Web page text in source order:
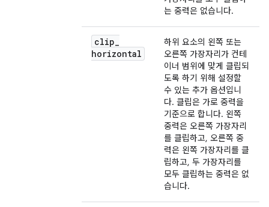
는 중력은 없습니다.
clip_
horizontal
하위 요소의 왼쪽 또는
오른쪽 가장자리가 컨테
이너 범위에 맞게 클립되
도록 하기 위해 설정할
수 있는 추가 옵션입니
다. 클립은 가로 중력을
기준으로 합니다. 왼쪽
중력은 오른쪽 가장자리
를 클립하고, 오른쪽 중
력은 왼쪽 가장자리를 클
립하고, 두 가장자리를
모두 클립하는 중력은 없
습니다.